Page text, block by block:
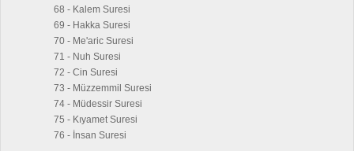
68 - Kalem Suresi
69 - Hakka Suresi
70 - Me'aric Suresi
71 - Nuh Suresi
72 - Cin Suresi
73 - Müzzemmil Suresi
74 - Müdessir Suresi
75 - Kıyamet Suresi
76 - İnsan Suresi